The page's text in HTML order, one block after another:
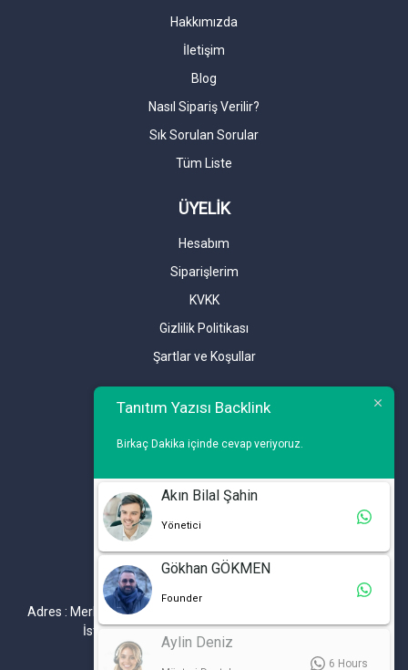
Hakkımızda
İletişim
Blog
Nasıl Sipariş Verilir?
Sık Sorulan Sorular
Tüm Liste
ÜYELİK
Hesabım
Siparişlerim
KVKK
Gizlilik Politikası
Şartlar ve Koşullar
İLETİŞİM
Telefon : 0 212 461 75 87
WhatsApp : 0 212 461 75 87
E-mail :
Adres : Merkez Mh. DeğirmenBahçe Cd. A1 A Blok D : 19 Kat :1
İstwest Rezidans Bahçelievler / İSTANBUL
Tanıtım Yazısı Backlink
Birkaç Dakika içinde cevap veriyoruz.
Aylin Deniz
6 Hours
Akın Bilal Şahin
Yönetici
Gökhan GÖKMEN
Founder